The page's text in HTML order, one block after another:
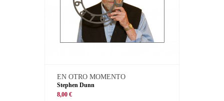
EN OTRO MOMENTO
Stephen Dunn
8,00 €